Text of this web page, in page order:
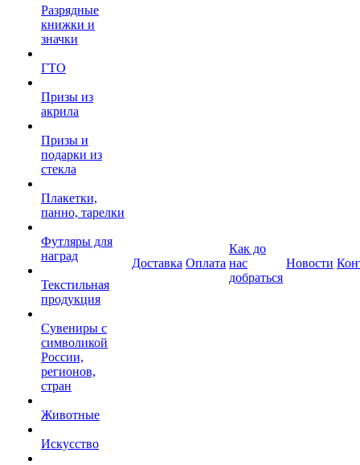
Разрядные
книжки и
значки
ГТО
Призы из
акрила
Призы и
подарки из
стекла
Плакетки,
панно, тарелки
Футляры для
наград
Текстильная
продукция
Сувениры с
символикой
России,
регионов,
стран
Животные
Искусство
Доставка Оплата
Как до
нас
добраться
Новости